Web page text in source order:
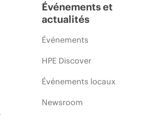
Événements et
actualités
Événements
HPE Discover
Événements locaux
Newsroom